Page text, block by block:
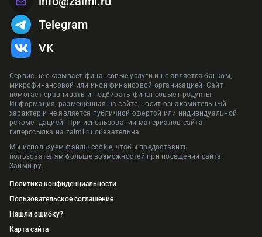
Сервис не оказывает финансовые услуги и не является банком,
микрофинансовой или иной финансовой организацией. Сайт
помогает сравнивать и подбирать финансовые продукты.
Информация, размещённая на сайте, носит ознакомительный
характер и не является публичной офертой или индивидуальной
рекомендацией. При использовании материалов сайта
гиперссылка на zaimi.ru обязательна.
Мы используем файлы cookie, чтобы предоставить
пользователям больше возможностей при посещении сайта
Займи.ру.
Политика конфиденциальности
Пользовательское соглашение
Нашли ошибку?
Карта сайта
Telegram
VK